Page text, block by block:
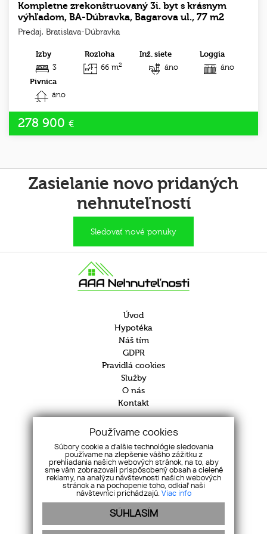
Kompletne zrekonštruovaný 3i. byt s krásnym
výhľadom, BA-Dúbravka, Bagarova ul., 77 m2
Predaj, Bratislava-Dúbravka
Izby
3
Rozloha
66 m2
Inž. siete
áno
Loggia
áno
Pivnica
áno
278 900 €
Zasielanie novo pridaných
nehnuteľností
Sledovať nové ponuky
Úvod
Hypotéka
Náš tím
GDPR
Pravidlá cookies
Služby
O nás
Kontakt
+421 948 399 999
info@aaanehnutelnosti.sk
Používame cookies
Súbory cookie a ďalšie technológie sledovania
používame na zlepšenie vášho zážitku z
prehliadania našich webových stránok, na to, aby
sme vám zobrazovali prispôsobený obsah a cielené
reklamy, na analýzu návštevnosti našich webových
stránok a na pochopenie toho, odkiaľ naši
návštevníci prichádzajú. Viac info
SÚHLASÍM